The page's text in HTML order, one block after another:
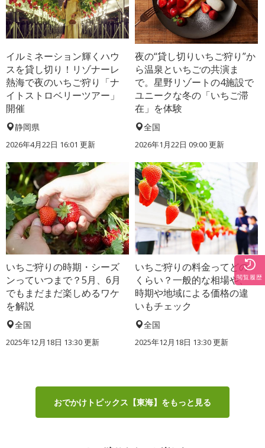
イルミネーション輝くハウ
スを貸し切り！リゾナーレ
熱海で夜のいちご狩り「ナ
イトストロベリーツアー」
開催
静岡県
2026年4月22日 16:01 更新
夜の“貸し切りいちご狩り”か
ら温泉といちごの共演ま
で。星野リゾートの4施設で
ユニークな冬の「いちご滞
在」を体験
全国
2026年1月22日 09:00 更新
いちご狩りの時期・シーズ
ンっていつまで？5月、6月
でもまだまだ楽しめるワケ
を解説
全国
2025年12月18日 13:30 更新
いちご狩りの料金ってどの
くらい？一般的な相場や、
時期や地域による価格の違
いもチェック
全国
2025年12月18日 13:30 更新
おでかけトピックス【東海】をもっと見る
閲覧履歴